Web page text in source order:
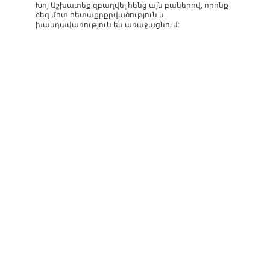
Խոյ Աշխատեք զբաղվել հենց այն բաներով, որոնք
ձեզ մոտ հետաքրքրվածություն և
խանդավառություն են առաջացնում: